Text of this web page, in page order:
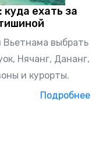
ехать за
Вьетнама выбрать
Нячанг, Дананг,
и курорты.
Подробнее